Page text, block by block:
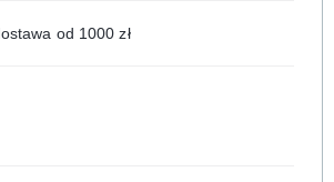
od 1000 zł